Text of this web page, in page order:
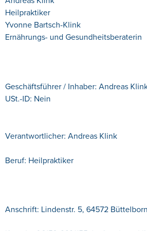
Heilpraktiker
Yvonne Bartsch-Klink
Ernährungs- und Gesundheitsberaterin
Geschäftsführer / Inhaber: Andreas
USt.-ID: Nein
Verantwortlicher: Andreas Klink
Beruf: Heilpraktiker
Anschrift: Lindenstr. 5, 64572 Büttelborn